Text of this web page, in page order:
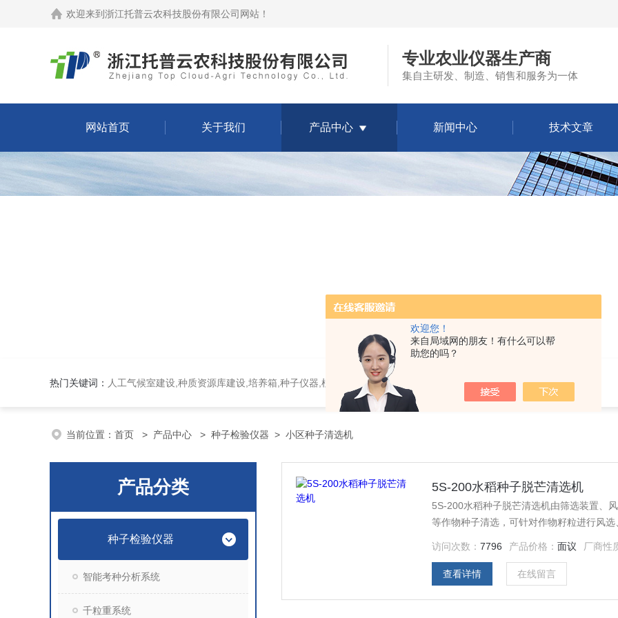
欢迎您！
来自局域网的朋友！有什么可以帮
助您的吗？
欢迎来到 浙江托普云农科技股份有限公司网站 ！
专业农业仪器生产商
集自主研发、制造、销售和服务为一体
网站首页 关于我们 产品中心 新闻中心 技术文章
热门关键词： 人工气候室建设,种质资源库建设,培养箱,种子仪器,植物生理仪器,植保仪器,土壤仪器,环境气象仪器
当前位置： 首页 > 产品中心 > 种子检验仪器 > 小区种子清选机
产品分类
种子检验仪器
智能考种分析系统
千粒重系统
5S-200水稻种子脱芒清选机
5S-200水稻种子脱芒清选机由筛选装置、
等作物种子清选，可针对作物籽粒进行风
访问次数：7796 产品价格：面议 厂商性
查看详情 在线留言